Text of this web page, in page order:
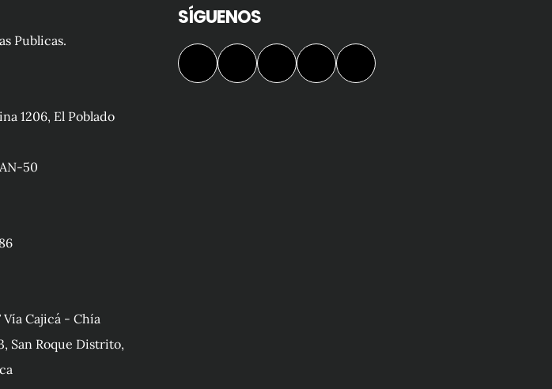
Publicas.
1206, El Poblado
50
Vía Cajicá - Chía
San Roque Distrito,
SÍGUENOS